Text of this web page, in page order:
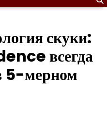
скуки:
всегда
5-мерном